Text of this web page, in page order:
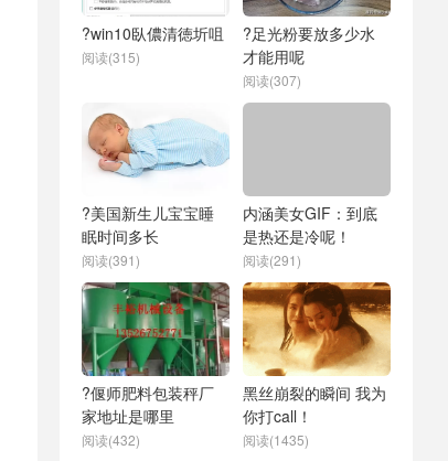
?win10臥儂清徳圻咀
阅读(315)
?足光粉要放多少水
才能用呢
阅读(307)
?美国新生儿宝宝睡
眠时间多长
阅读(391)
内涵美女GIF：到底
是热还是冷呢！
阅读(291)
?偃师肥料包装秤厂
家地址是哪里
阅读(432)
黑丝崩裂的瞬间 我为
你打call！
阅读(1435)